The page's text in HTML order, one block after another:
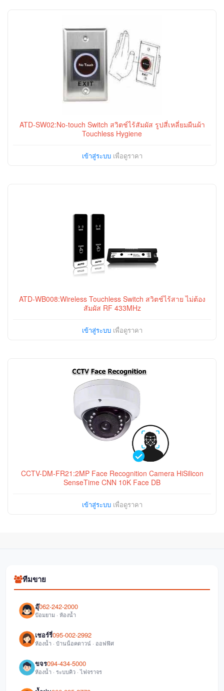
ATD-SW02:No-touch Switch สวิตช์ไร้สัมผัส รูปสี่เหลี่ยมผืนผ้า
Touchless Hygiene
เข้าสู่ระบบเพื่อดูราคา
ATD-WB008:Wireless Touchless Switch สวิตช์ไร้สาย ไม่ต้อง
สัมผัส RF 433MHz
เข้าสู่ระบบเพื่อดูราคา
CCTV-DM-FR21:2MP Face Recognition Camera HiSilicon
SenseTime CNN 10K Face DB
เข้าสู่ระบบเพื่อดูราคา
ทีมขาย
อุ๊062-242-2000
ป้อมยาม · ห้องน้ำ
เชอร์รี่095-002-2992
ห้องน้ำ · บ้านน็อคดาวน์ · ออฟฟิศ
ขจร094-434-5000
ห้องน้ำ · ระบบคิว · ไฟจราจร